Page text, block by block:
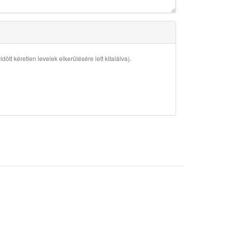
kéretlen levelek elkerülésére lett kitalálva).